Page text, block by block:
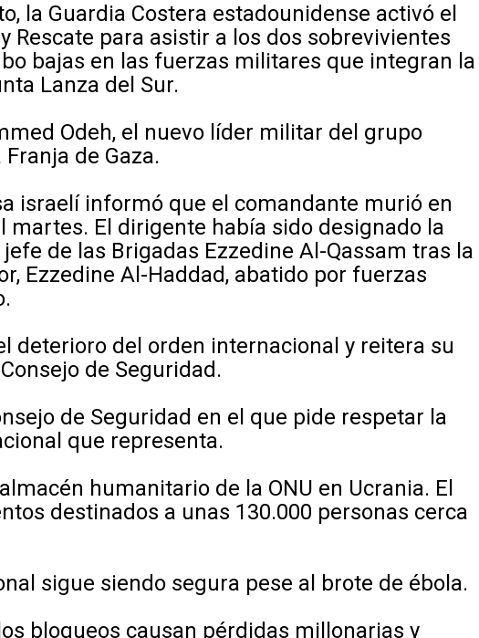
la Guardia Costera estadounidense activó el
Rescate para asistir a los dos sobrevivientes
bajas en las fuerzas militares que integran la
Lanza del Sur.
Odeh, el nuevo líder militar del grupo
de Gaza.
israelí informó que el comandante murió en
martes. El dirigente había sido designado la
de las Brigadas Ezzedine Al-Qassam tras la
Ezzedine Al-Haddad, abatido por fuerzas
deterioro del orden internacional y reitera su
de Seguridad.
de Seguridad en el que pide respetar la
que representa.
humanitario de la ONU en Ucrania. El
destinados a unas 130.000 personas cerca
sigue siendo segura pese al brote de ébola.
bloqueos causan pérdidas millonarias y